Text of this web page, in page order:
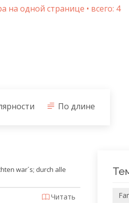
на одной странице • всего: 4
По длине
war´s; durch alle
Читать